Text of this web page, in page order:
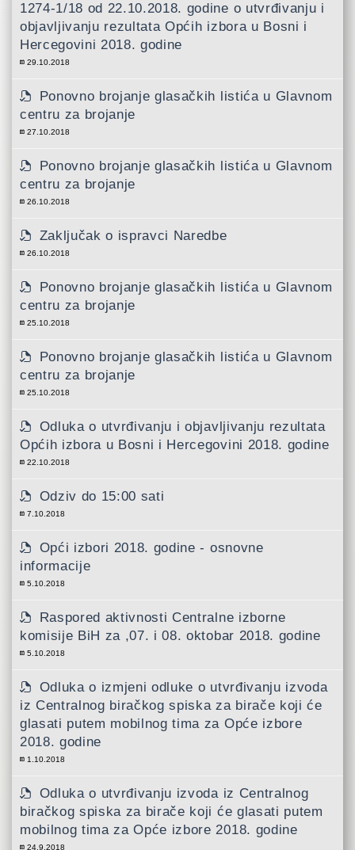
1274-1/18 od 22.10.2018. godine o utvrđivanju i
objavljivanju rezultata Općih izbora u Bosni i
Hercegovini 2018. godine
29.10.2018
Ponovno brojanje glasačkih listića u Glavnom
centru za brojanje
27.10.2018
Ponovno brojanje glasačkih listića u Glavnom
centru za brojanje
26.10.2018
Zaključak o ispravci Naredbe
26.10.2018
Ponovno brojanje glasačkih listića u Glavnom
centru za brojanje
25.10.2018
Ponovno brojanje glasačkih listića u Glavnom
centru za brojanje
25.10.2018
Odluka o utvrđivanju i objavljivanju rezultata
Općih izbora u Bosni i Hercegovini 2018. godine
22.10.2018
Odziv do 15:00 sati
7.10.2018
Opći izbori 2018. godine - osnovne
informacije
5.10.2018
Raspored aktivnosti Centralne izborne
komisije BiH za ,07. i 08. oktobar 2018. godine
5.10.2018
Odluka o izmjeni odluke o utvrđivanju izvoda
iz Centralnog biračkog spiska za birače koji će
glasati putem mobilnog tima za Opće izbore
2018. godine
1.10.2018
Odluka o utvrđivanju izvoda iz Centralnog
biračkog spiska za birače koji će glasati putem
mobilnog tima za Opće izbore 2018. godine
24.9.2018